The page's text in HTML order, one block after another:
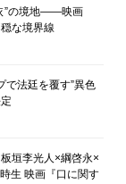
”の境地――映画
な境界線
法廷を覆す”異色
垣李光人×綱啓永×
生 映画『口に関す